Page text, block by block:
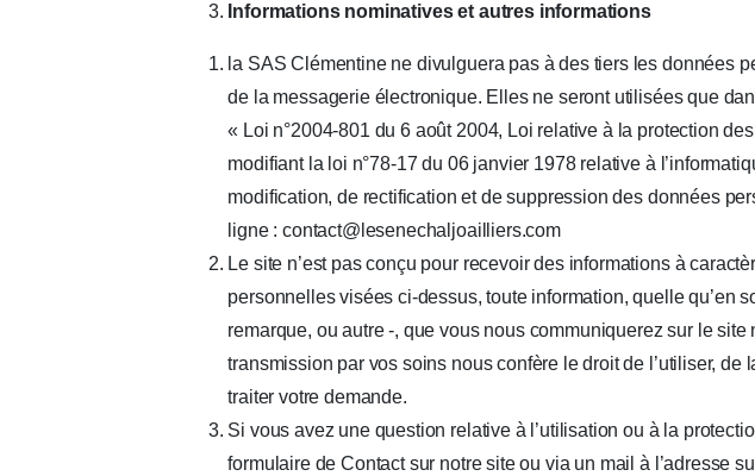
Informations nominatives et autres informations
la SAS Clémentine ne divulguera pas à des tiers les données
de la messagerie électronique. Elles ne seront utilisées que
« Loi n°2004-801 du 6 août 2004, Loi relative à la protection
modifiant la loi n°78-17 du 06 janvier 1978 relative à
modification, de rectification et de suppression des données
ligne : contact@lesenechaljoailliers.com
Le site n’est pas conçu pour recevoir des informations à
personnelles visées ci-dessus, toute information, quelle qu’en
remarque, ou autre -, que vous nous communiquerez sur le
transmission par vos soins nous confère le droit de l’utiliser,
traiter votre demande.
Si vous avez une question relative à l’utilisation ou à la
formulaire de Contact sur notre site ou via un mail à l’adresse